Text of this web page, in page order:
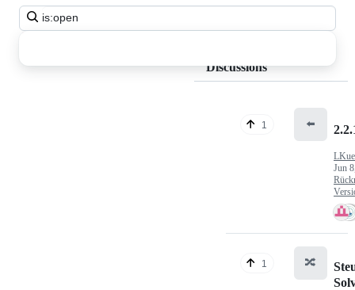
Search
all
Discussions
1 ⬅️
Jun
1 🔀